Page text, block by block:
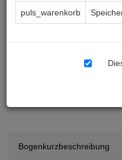
puls_warenkorb
Behandlung
Schmerzen
Bogenkurzbeschreibung